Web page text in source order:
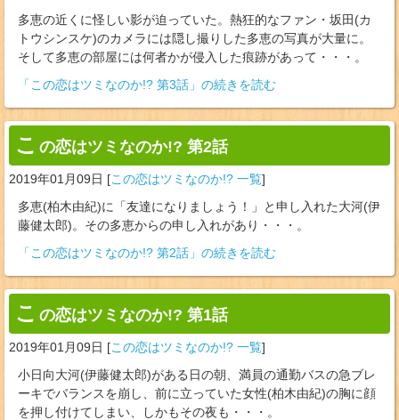
多恵の近くに怪しい影が迫っていた。熱狂的なファン・坂田(カ
トウシンスケ)のカメラには隠し撮りした多恵の写真が大量に。
そして多恵の部屋には何者かが侵入した痕跡があって・・・。
「この恋はツミなのか!? 第3話」の続きを読む
こ の恋はツミなのか!? 第2話
2019年01月09日 [この恋はツミなのか!? 一覧]
多恵(柏木由紀)に「友達になりましょう！」と申し入れた大河(伊
藤健太郎)。その多恵からの申し入れがあり・・・。
「この恋はツミなのか!? 第2話」の続きを読む
こ の恋はツミなのか!? 第1話
2019年01月09日 [この恋はツミなのか!? 一覧]
小日向大河(伊藤健太郎)がある日の朝、満員の通勤バスの急ブレ
ーキでバランスを崩し、前に立っていた女性(柏木由紀)の胸に顔
を押し付けてしまい、しかもその夜も・・・。